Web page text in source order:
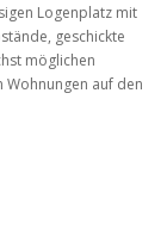
Logenplatz mit
geschickte
möglichen
auf den